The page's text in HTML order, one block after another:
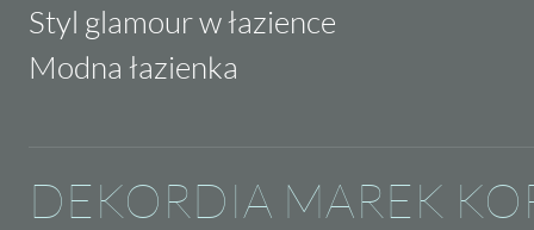
Styl glamour w łazience
Modna łazienka
DEKORDIA MAREK